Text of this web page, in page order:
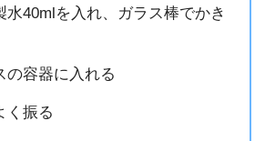
水40mlを入れ、ガラス棒でかき
の容器に入れる
く振る